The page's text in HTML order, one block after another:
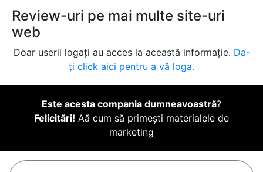
Review-uri pe mai multe site-uri
web
Doar userii logați au acces la această informație. Da-
ți click aici pentru a vă loga.
Este acesta compania dumneavoastră?
Felicitări! Aă cum să primești materialele de
marketing